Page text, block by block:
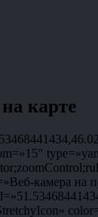
карте
камера на